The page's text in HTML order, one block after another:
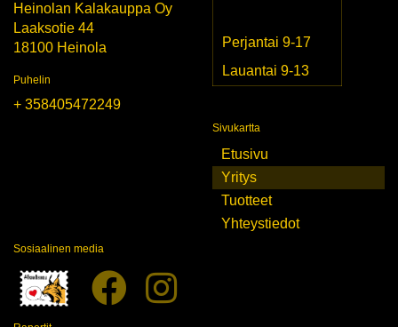
Heinolan Kalakauppa Oy
Laaksotie 44
18100 Heinola
Puhelin
+ 358405472249
Perjantai 9-17
Lauantai 9-13
Sivukartta
Etusivu
Yritys
Tuotteet
Yhteystiedot
Sosiaalinen media